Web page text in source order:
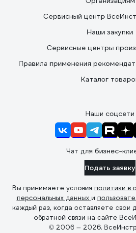
Сервисный центр
Наши закупки
Сервисные центры
Правила применения
Каталог
Наши соцсети
Чат для бизнес-
Подать заявку
Вы принимаете условия политики в
персональных данных и
каждый раз, когда оставляете свои
обратной связи на сайте
© 2006 — 2026.